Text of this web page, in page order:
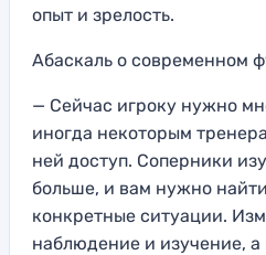
опыт и зрелость.
Абаскаль о современном
— Сейчас игроку нужно
иногда некоторым
ней доступ. Соперники
больше, и вам нужно
конкретные ситуации.
наблюдение и изучение, а